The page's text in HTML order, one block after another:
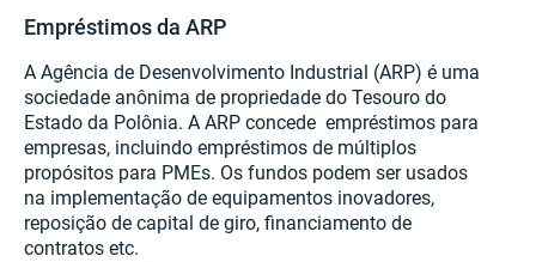
Empréstimos da ARP
A Agência de Desenvolvimento Industrial (ARP) é uma
sociedade anônima de propriedade do Tesouro do
Estado da Polônia. A ARP concede empréstimos para
empresas, incluindo empréstimos de múltiplos
propósitos para PMEs. Os fundos podem ser usados
na implementação de equipamentos inovadores,
reposição de capital de giro, financiamento de
contratos etc.